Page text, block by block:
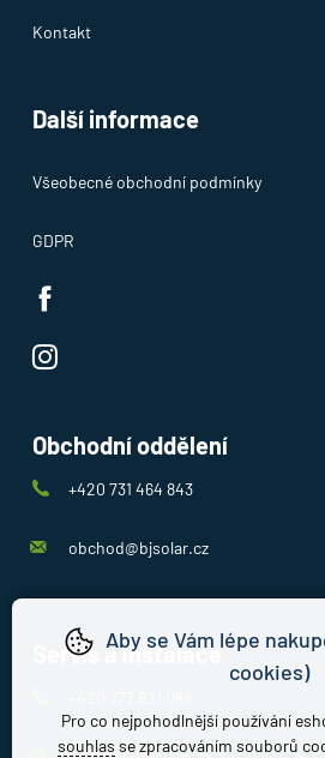
Kontakt
Další informace
Všeobecné obchodní podmínky
GDPR
Obchodní oddělení
+420 731 464 843
obchod@bjsolar.cz
Servis a instalace
Aby se Vám lépe
cookies)
Pro co nejpohodlnější používání
souhlas se zpracováním souborů